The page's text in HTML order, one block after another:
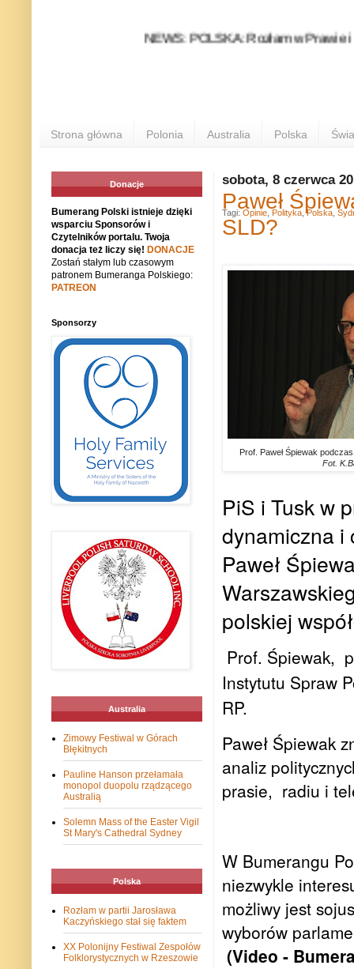
NEWS: POLSKA: Rozłam w Prawie i
Strona główna Polonia Australia Polska
sobota, 8 czerwca
Paweł
SLD?
Prof. Paweł Śpiewak
Fot.
PiS i Tusk w
dynamiczna i
Paweł
polskiej
Prof. Śpiewak,
Instytutu Spraw
RP.
Paweł Śpiewak
analiz
prasie, radiu i
W Bumerangu
niezwykle
możliwy jest
wyborów
(Video -
Tagi: Opinie Polityka ,Polska
Donacje
Bumerang Polski istnieje dzięki
wsparciu Sponsorów i
Czytelników portalu. Twoja
donacja też liczy się! DONACJE
Zostań stałym lub czasowym
patronem Bumeranga Polskiego:
PATREON
Sponsorzy
Australia
Zimowy Festiwal w Górach
Błękitnych
Pauline Hanson przełamała
monopol duopolu rządzącego
Australią
Solemn Mass of the Easter Vigil
St Mary's Cathedral Sydney
Polska
Rozłam w partii Jarosława
Kaczyńskiego stał się faktem
XX Polonijny Festiwal Zespołów
Folklorystycznych w Rzeszowie